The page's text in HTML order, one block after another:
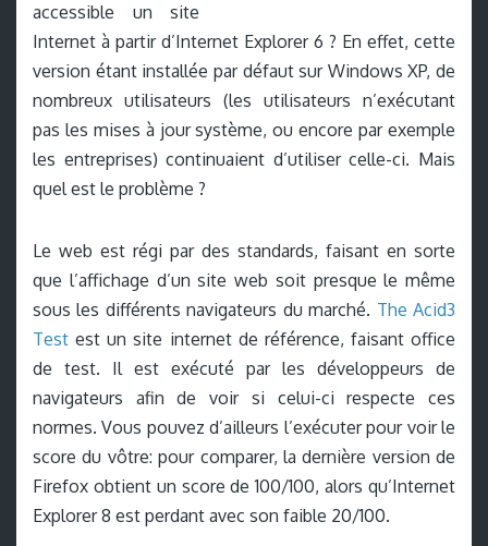
accessible un site
Internet à partir d’Internet Explorer 6 ? En effet, cette
version étant installée par défaut sur Windows XP, de
nombreux utilisateurs (les utilisateurs n’exécutant
pas les mises à jour système, ou encore par exemple
les entreprises) continuaient d’utiliser celle-ci. Mais
quel est le problème ?
Le web est régi par des standards, faisant en sorte
que l’affichage d’un site web soit presque le même
sous les différents navigateurs du marché. The Acid3
Test est un site internet de référence, faisant office
de test. Il est exécuté par les développeurs de
navigateurs afin de voir si celui-ci respecte ces
normes. Vous pouvez d’ailleurs l’exécuter pour voir le
score du vôtre: pour comparer, la dernière version de
Firefox obtient un score de 100/100, alors qu’Internet
Explorer 8 est perdant avec son faible 20/100.